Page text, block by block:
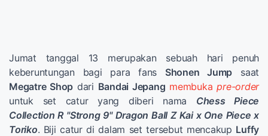
Jumat tanggal 13 merupakan sebuah hari penuh
keberuntungan bagi para fans Shonen Jump saat
Megatre Shop dari Bandai Jepang membukapre-order
untuk set catur yang diberi nama Chess Piece
Collection R "Strong 9" Dragon Ball Z Kai x One Piece x
Toriko. Biji catur di dalam set tersebut mencakup Luffy